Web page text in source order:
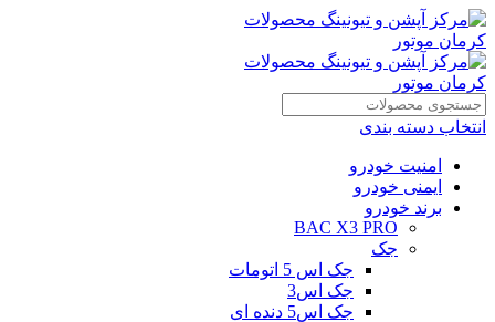
انتخاب دسته بندی
امنیت خودرو
ایمنی خودرو
برند خودرو
BAC X3 PRO
جک
جک اس 5 اتومات
جک اس3
جک اس5 دنده ای